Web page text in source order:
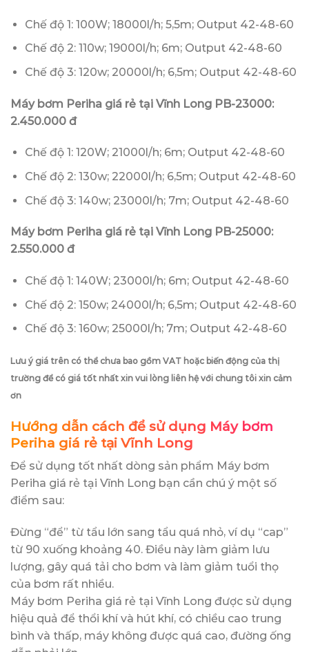
Chế độ 1: 100W; 18000l/h; 5,5m; Output 42-48-60
Chế độ 2: 110w; 19000l/h; 6m; Output 42-48-60
Chế độ 3: 120w; 20000l/h; 6,5m; Output 42-48-60
Máy bơm Periha giá rẻ tại Vĩnh Long PB-23000:
2.450.000 đ
Chế độ 1: 120W; 21000l/h; 6m; Output 42-48-60
Chế độ 2: 130w; 22000l/h; 6,5m; Output 42-48-60
Chế độ 3: 140w; 23000l/h; 7m; Output 42-48-60
Máy bơm Periha giá rẻ tại Vĩnh Long PB-25000:
2.550.000 đ
Chế độ 1: 140W; 23000l/h; 6m; Output 42-48-60
Chế độ 2: 150w; 24000l/h; 6,5m; Output 42-48-60
Chế độ 3: 160w; 25000l/h; 7m; Output 42-48-60
Lưu ý giá trên có thể chưa bao gồm VAT hoặc biến động của thị
trường để có giá tốt nhất xin vui lòng liên hệ với chung tôi xin cảm
ơn
Hướng dẫn cách để sử dụng Máy bơm
Periha giá rẻ tại Vĩnh Long
Để sử dụng tốt nhất dòng sản phẩm Máy bơm
Periha giá rẻ tại Vĩnh Long bạn cần chú ý một số
điểm sau:
Đừng “để” từ tẩu lớn sang tẩu quá nhỏ, ví dụ “cap”
từ 90 xuống khoảng 40. Điều này làm giảm lưu
lượng, gây quá tải cho bơm và làm giảm tuổi thọ
của bơm rất nhiều.
Máy bơm Periha giá rẻ tại Vĩnh Long được sử dụng
hiệu quả để thổi khí và hút khí, có chiều cao trung
bình và thấp, máy không được quá cao, đường ống